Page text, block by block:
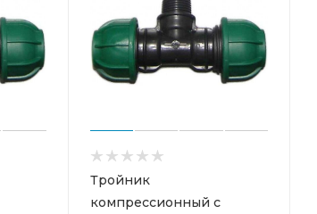
Тройник
компрессионный с